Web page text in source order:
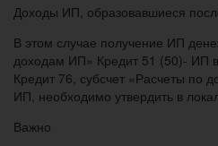
Доходы ИП, образовавшиеся
В этом случае получение ИП
доходам ИП» Кредит 51 (50)- ИП
Кредит 76, субсчет «Расчеты по
ИП, необходимо утвердить в
Важно